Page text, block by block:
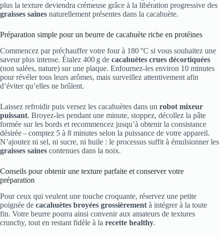
plus la texture deviendra crémeuse grâce à la libération progressive des
graisses saines naturellement présentes dans la cacahuète.
Préparation simple pour un beurre de cacahuète riche en protéines
Commencez par préchauffer votre four à 180 °C si vous souhaitez une
saveur plus intense. Étalez 400 g de cacahuètes crues décortiquées
(non salées, nature) sur une plaque. Enfournez-les environ 10 minutes
pour révéler tous leurs arômes, mais surveillez attentivement afin
d’éviter qu’elles ne brûlent.
Laissez refroidir puis versez les cacahuètes dans un robot mixeur
puissant. Broyez-les pendant une minute, stoppez, décollez la pâte
formée sur les bords et recommencez jusqu’à obtenir la consistance
désirée – comptez 5 à 8 minutes selon la puissance de votre appareil.
N’ajoutez ni sel, ni sucre, ni huile : le processus suffit à émulsionner les
graisses saines contenues dans la noix.
Conseils pour obtenir une texture parfaite et conserver votre
préparation
Pour ceux qui veulent une touche croquante, réservez une petite
poignée de cacahuètes broyées grossièrement à intégrer à la toute
fin. Votre beurre pourra ainsi convenir aux amateurs de textures
crunchy, tout en restant fidèle à la recette healthy.